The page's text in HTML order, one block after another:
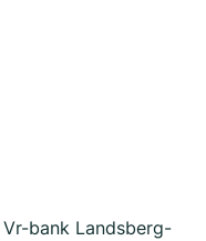
bank Landsberg-